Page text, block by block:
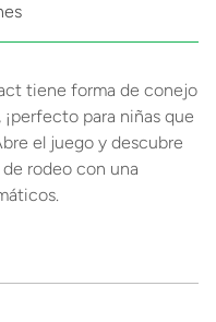
tiene forma de conejo
para niñas que
el juego y descubre
rodeo con una